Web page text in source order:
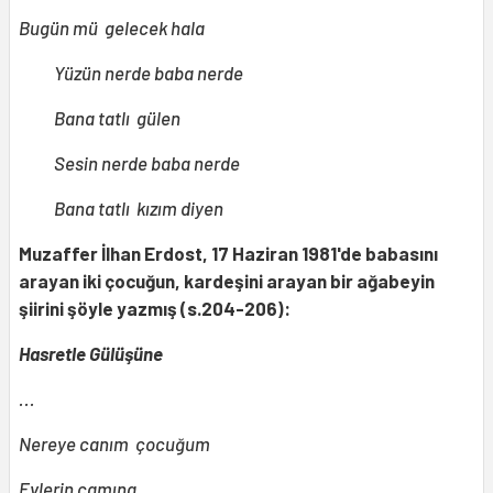
Bugün mü gelecek hala
Yüzün nerde baba nerde
Bana tatlı gülen
Sesin nerde baba nerde
Bana tatlı kızım diyen
Muzaffer İlhan Erdost, 17 Haziran 1981'de babasını
arayan iki çocuğun, kardeşini arayan bir ağabeyin
şiirini şöyle yazmış (s.204-206):
Hasretle Gülüşüne
...
Nereye canım çocuğum